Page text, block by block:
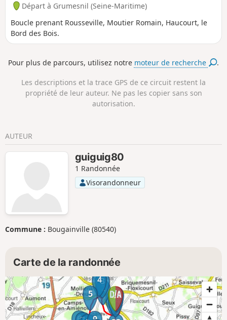
Départ à Grumesnil (Seine-Maritime)
Boucle prenant Rousseville, Moutier Romain, Haucourt, le
Bord des Bois.
Pour plus de parcours, utilisez notre moteur de recherche .
Les descriptions et la trace GPS de ce circuit restent la
propriété de leur auteur. Ne pas les copier sans son
autorisation.
AUTEUR
guiguig80
1 Randonnée
Visorandonneur
Commune : Bougainville (80540)
Carte de la randonnée
1
2
3
4
5
24
25